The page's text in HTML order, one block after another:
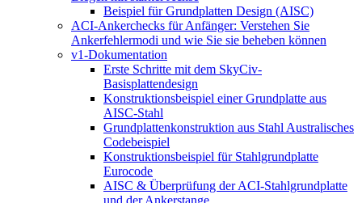
Beispiel für Grundplatten Design (AISC)
ACI-Ankerchecks für Anfänger: Verstehen Sie
Ankerfehlermodi und wie Sie sie beheben können
v1-Dokumentation
Erste Schritte mit dem SkyCiv-
Basisplattendesign
Konstruktionsbeispiel einer Grundplatte aus
AISC-Stahl
Grundplattenkonstruktion aus Stahl Australisches
Codebeispiel
Konstruktionsbeispiel für Stahlgrundplatte
Eurocode
AISC & Überprüfung der ACI-Stahlgrundplatte